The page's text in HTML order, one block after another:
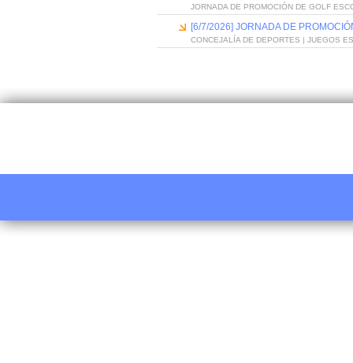
JORNADA DE PROMOCIÓN DE GOLF
[6/7/2026] JORNADA DE
CONCEJALÍA DE DEPORTES | JUEGOS